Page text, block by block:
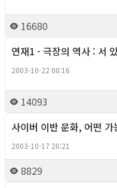
16680
연재1 - 극장의 역사 : 서
2003-10-22 00:16
14093
사이버 이반 문화, 어떤 가
2003-10-17 20:21
8829